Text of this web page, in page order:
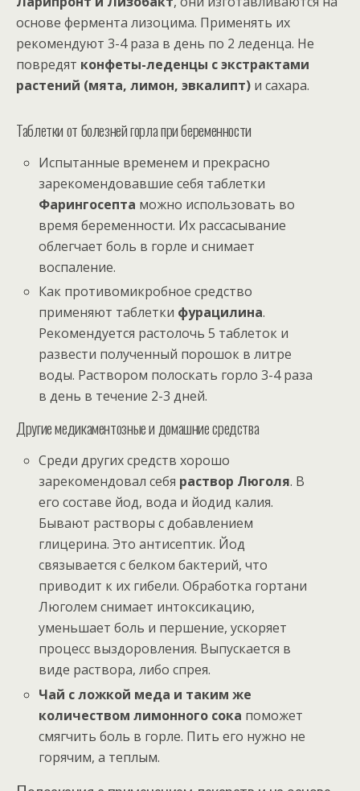
основе фермента лизоцима. Применять их
рекомендуют 3-4 раза в день по 2 леденца. Не
повредят конфеты-леденцы с экстрактами
растений (мята, лимон, эвкалипт) и сахара.
Таблетки от болезней горла при беременности
Испытанные временем и прекрасно
зарекомендовавшие себя таблетки
Фарингосепта можно использовать во
время беременности. Их рассасывание
облегчает боль в горле и снимает
воспаление.
Как противомикробное средство
применяют таблетки фурацилина.
Рекомендуется растолочь 5 таблеток и
развести полученный порошок в литре
воды. Раствором полоскать горло 3-4 раза
в день в течение 2-3 дней.
Другие медикаментозные и домашние средства
Среди других средств хорошо
зарекомендовал себя раствор Люголя. В
его составе йод, вода и йодид калия.
Бывают растворы с добавлением
глицерина. Это антисептик. Йод
связывается с белком бактерий, что
приводит к их гибели. Обработка гортани
Люголем снимает интоксикацию,
уменьшает боль и першение, ускоряет
процесс выздоровления. Выпускается в
виде раствора, либо спрея.
Чай с ложкой меда и таким же
количеством лимонного сока поможет
смягчить боль в горле. Пить его нужно не
горячим, а теплым.